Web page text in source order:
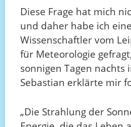
Diese Frage hat mich
und daher habe ich
Wissenschaftler vom
für Meteorologie
sonnigen Tagen nachts
Sebastian erklärte mir
„Die Strahlung der